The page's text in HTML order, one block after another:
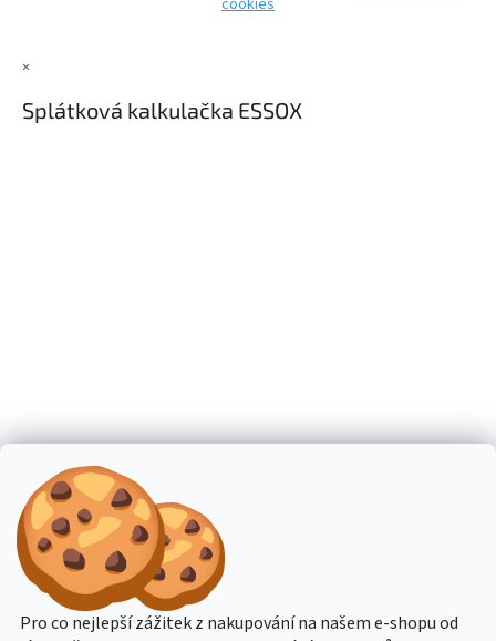
Pro co nejlepší zážitek z nakupování na našem e-shopu od
cookies
×
Splátková kalkulačka ESSOX